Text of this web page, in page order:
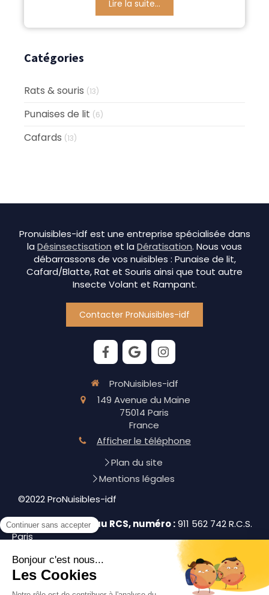
Lire la suite...
Catégories
Rats & souris (13)
Punaises de lit (6)
Cafards (13)
Pronuisibles-idf est une entreprise spécialisée dans
la Désinsectisation et la Dératisation. Nous vous
débarrassons de vos nuisibles : Punaise de lit,
Cafard/Blatte, Rat et Souris ainsi que tout autre
Insecte Volant et Rampant.
Contacter ProNuisibles-idf
ProNuisibles-idf
149 Avenue du Maine
75014 Paris
France
Afficher le téléphone
Plan du site
Mentions légales
©2022 ProNuisibles-idf
Immatriculation au RCS, numéro :911 562 742 R.C.S.
Paris